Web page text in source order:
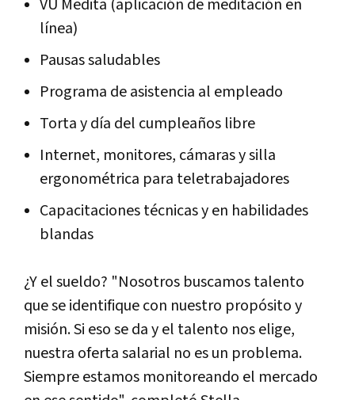
VU Medita (aplicación de meditación en
línea)
Pausas saludables
Programa de asistencia al empleado
Torta y día del cumpleaños libre
Internet, monitores, cámaras y silla
ergonométrica para teletrabajadores
Capacitaciones técnicas y en habilidades
blandas
¿Y el sueldo? "Nosotros buscamos talento
que se identifique con nuestro propósito y
misión. Si eso se da y el talento nos elige,
nuestra oferta salarial no es un problema.
Siempre estamos monitoreando el mercado